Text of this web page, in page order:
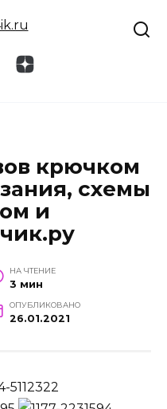
крючком
схемы
и
НА ЧТЕНИЕ
3 мин
ОПУБЛИКОВАНО
26.01.2021